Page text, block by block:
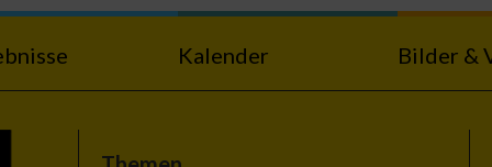
Kalender Bilder &